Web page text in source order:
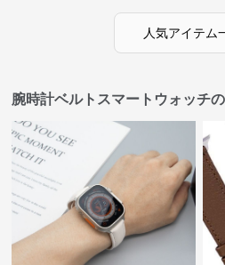
人気アイテム
腕時計ベルトスマートウォッチ